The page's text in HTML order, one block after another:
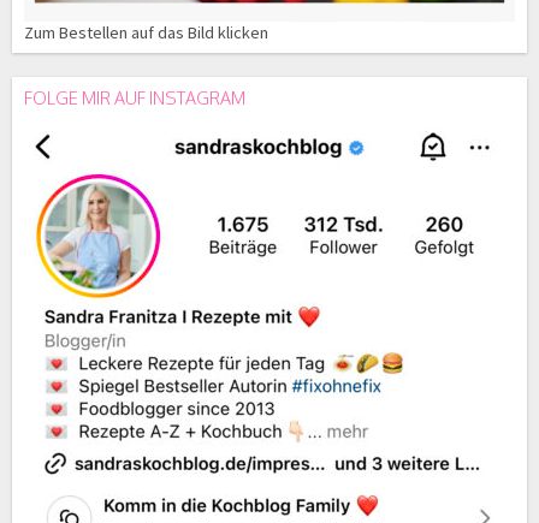
Zum Bestellen auf das Bild klicken
FOLGE MIR AUF INSTAGRAM